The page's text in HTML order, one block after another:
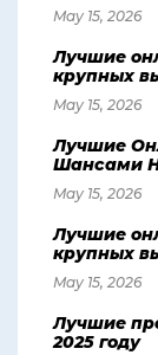
May 15, 2026
Лучшие
крупных
May 15, 2026
Лучшие
Шансами
May 15, 2026
Лучшие
крупных
May 15, 2026
Лучшие
2025 году